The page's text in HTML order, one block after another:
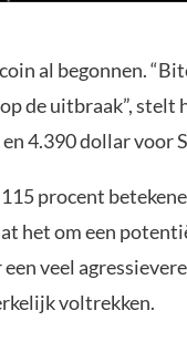
al begonnen.
de uitbraak”,
4.390 dollar voor
procent
het om een
veel
voltrekken.